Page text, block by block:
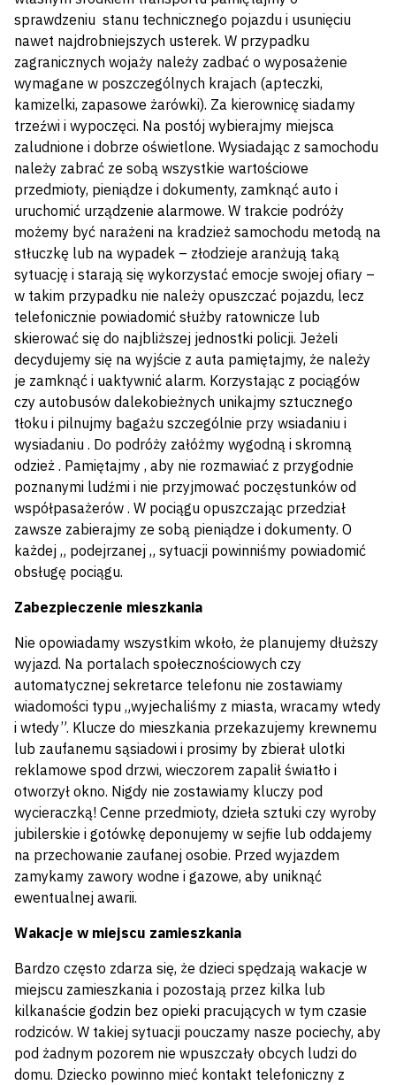
sprawdzeniu stanu technicznego pojazdu i usunięciu
nawet najdrobniejszych usterek. W przypadku
zagranicznych wojaży należy zadbać o wyposażenie
wymagane w poszczególnych krajach (apteczki,
kamizelki, zapasowe żarówki). Za kierownicę siadamy
trzeźwi i wypoczęci. Na postój wybierajmy miejsca
zaludnione i dobrze oświetlone. Wysiadając z samochodu
należy zabrać ze sobą wszystkie wartościowe
przedmioty, pieniądze i dokumenty, zamknąć auto i
uruchomić urządzenie alarmowe. W trakcie podróży
możemy być narażeni na kradzież samochodu metodą na
stłuczkę lub na wypadek – złodzieje aranżują taką
sytuację i starają się wykorzystać emocje swojej ofiary –
w takim przypadku nie należy opuszczać pojazdu, lecz
telefonicznie powiadomić służby ratownicze lub
skierować się do najbliższej jednostki policji. Jeżeli
decydujemy się na wyjście z auta pamiętajmy, że należy
je zamknąć i uaktywnić alarm. Korzystając z pociągów
czy autobusów dalekobieżnych unikajmy sztucznego
tłoku i pilnujmy bagażu szczególnie przy wsiadaniu i
wysiadaniu . Do podróży załóżmy wygodną i skromną
odzież . Pamiętajmy , aby nie rozmawiać z przygodnie
poznanymi ludźmi i nie przyjmować poczęstunków od
współpasażerów . W pociągu opuszczając przedział
zawsze zabierajmy ze sobą pieniądze i dokumenty. O
każdej „ podejrzanej „ sytuacji powinniśmy powiadomić
obsługę pociągu.
Zabezpieczenie mieszkania
Nie opowiadamy wszystkim wkoło, że planujemy dłuższy
wyjazd. Na portalach społecznościowych czy
automatycznej sekretarce telefonu nie zostawiamy
wiadomości typu „wyjechaliśmy z miasta, wracamy wtedy
i wtedy”. Klucze do mieszkania przekazujemy krewnemu
lub zaufanemu sąsiadowi i prosimy by zbierał ulotki
reklamowe spod drzwi, wieczorem zapalił światło i
otworzył okno. Nigdy nie zostawiamy kluczy pod
wycieraczką! Cenne przedmioty, dzieła sztuki czy wyroby
jubilerskie i gotówkę deponujemy w sejfie lub oddajemy
na przechowanie zaufanej osobie. Przed wyjazdem
zamykamy zawory wodne i gazowe, aby uniknąć
ewentualnej awarii.
Wakacje w miejscu zamieszkania
Bardzo często zdarza się, że dzieci spędzają wakacje w
miejscu zamieszkania i pozostają przez kilka lub
kilkanaście godzin bez opieki pracujących w tym czasie
rodziców. W takiej sytuacji pouczamy nasze pociechy, aby
pod żadnym pozorem nie wpuszczały obcych ludzi do
domu. Dziecko powinno mieć kontakt telefoniczny z